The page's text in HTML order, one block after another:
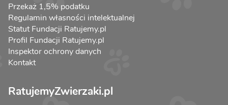
Przekaż 1,5% podatku
Regulamin własności intelektualnej
Statut Fundacji Ratujemy.pl
Profil Fundacji Ratujemy.pl
Inspektor ochrony danych
Kontakt
RatujemyZwierzaki.pl